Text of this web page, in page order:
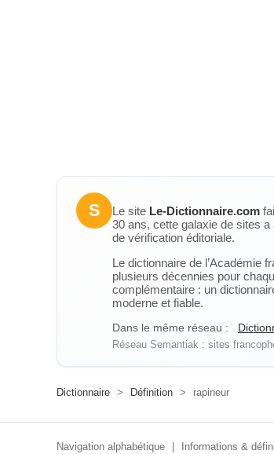
S Le site Le-Dictionnaire.com
30 ans, cette galaxie de sites
de vérification éditoriale.
Le dictionnaire de l’Académie
plusieurs décennies pour
complémentaire : un
moderne et fiable.
Dans le même réseau :
Réseau Semantiak : sites
Dictionnaire > Définition > rapineur
Navigation alphabétique Informations &